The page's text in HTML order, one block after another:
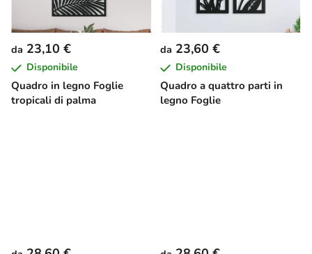
Quadro in legno Foglie
tropicali di palma
da 23,10 €
Disponibile
Quadro a quattro parti in
legno Foglie
da 23,60 €
Disponibile